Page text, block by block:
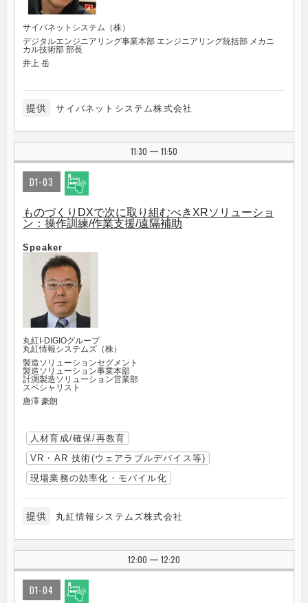
サイバネットシステム（株）
デジタルエンジニアリング事業本部 エンジニアリング統括部 メカニ
カル技術部 部長
井上 岳
提供 サイバネットシステム株式会社
11:30 | 11:50
D1-03
ものづくりDXで次に取り組むべきXRソリューショ
ン：操作訓練/作業支援/遠隔補助
Speaker
丸紅I-DIGIOグループ
丸紅情報システムズ（株）
製造ソリューションセグメント
製造ソリューション事業本部
計測製造ソリューション営業部
スペシャリスト
唐澤 豪朗
人材育成/確保/再教育
VR・AR 技術(ウェアラブルデバイス等)
現場業務の効率化・モバイル化
提供 丸紅情報システムズ株式会社
12:00 | 12:20
D1-04